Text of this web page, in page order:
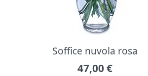
Soffice nuvola rosa
47,00 €